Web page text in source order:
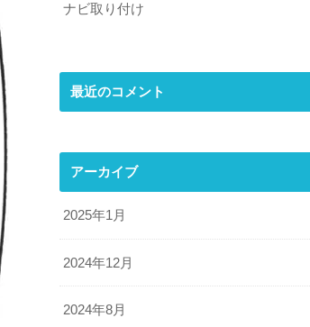
ナビ取り付け
最近のコメント
アーカイブ
2025年1月
2024年12月
2024年8月